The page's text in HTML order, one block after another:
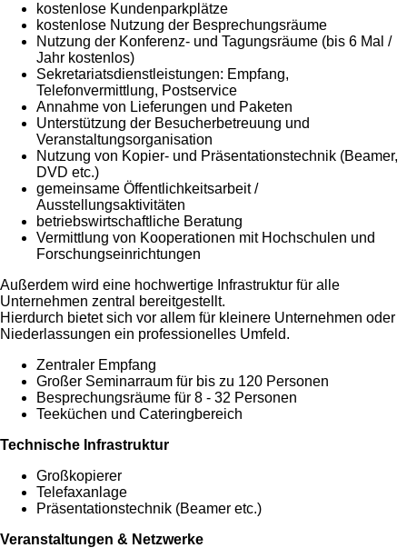
kostenlose Kundenparkplätze
kostenlose Nutzung der Besprechungsräume
Nutzung der Konferenz- und Tagungsräume (bis 6 Mal /
Jahr kostenlos)
Sekretariatsdienstleistungen: Empfang,
Telefonvermittlung, Postservice
Annahme von Lieferungen und Paketen
Unterstützung der Besucherbetreuung und
Veranstaltungsorganisation
Nutzung von Kopier- und Präsentationstechnik (Beamer,
DVD etc.)
gemeinsame Öffentlichkeitsarbeit /
Ausstellungsaktivitäten
betriebswirtschaftliche Beratung
Vermittlung von Kooperationen mit Hochschulen und
Forschungseinrichtungen
Außerdem wird eine hochwertige Infrastruktur für alle
Unternehmen zentral bereitgestellt.
Hierdurch bietet sich vor allem für kleinere Unternehmen oder
Niederlassungen ein professionelles Umfeld.
Zentraler Empfang
Großer Seminarraum für bis zu 120 Personen
Besprechungsräume für 8 - 32 Personen
Teeküchen und Cateringbereich
Technische Infrastruktur
Großkopierer
Telefaxanlage
Präsentationstechnik (Beamer etc.)
Veranstaltungen & Netzwerke